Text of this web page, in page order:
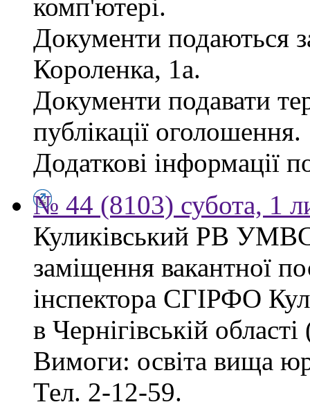
комп'ютері.
Документи подаються
Короленка, 1а.
Документи подавати
публікації оголошення.
Додаткові інформації
№ 44 (8103) субота, 1
Куликівський РВ
заміщення вакантної
інспектора СГІРФО
в Чернігівській
Вимоги: освіта вища
Тел. 2-12-59.